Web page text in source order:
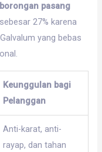
borongan pasang
27% karena
yang bebas
Keunggulan bagi
Pelanggan
Anti-karat, anti-
rayap, dan tahan